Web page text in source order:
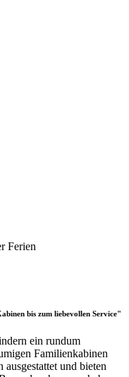
Ferien
bis zum liebevollen Service"
ein rundum
Familienkabinen
und bieten